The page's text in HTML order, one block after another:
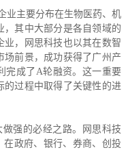
业主要分布在生物医药、机
其中大部分是各自领域的
业，网思科技也以其在数智
前景，成功获得了广州产
完成了A轮融资。这一重要
的过程中取得了关键性的进
做强的必经之路。网思科技
在政府、银行、券商、创投